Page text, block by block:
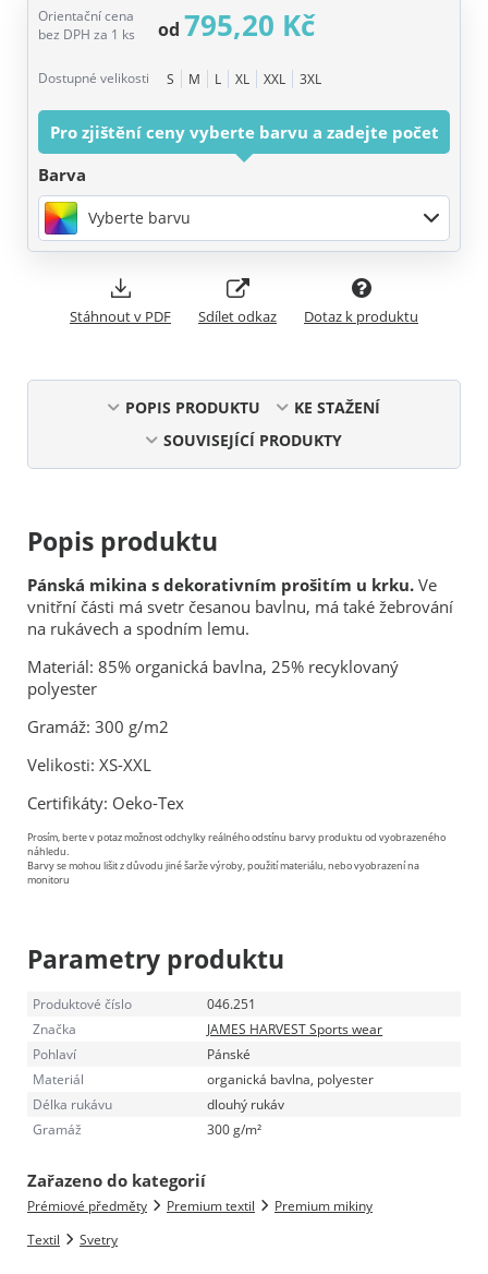
Orientační cena
bez DPH za 1 ks
od 795,20 Kč
Dostupné velikosti S M L XL XXL 3XL
Pro zjištění ceny vyberte barvu a zadejte počet
Barva
Vyberte barvu
Stáhnout v PDF Sdílet odkaz Dotaz k produktu
POPIS PRODUKTU
KE STAŽENÍ
SOUVISEJÍCÍ PRODUKTY
Popis produktu
Pánská mikina s dekorativním prošitím u krku. Ve
vnitřní části má svetr česanou bavlnu, má také žebrování
na rukávech a spodním lemu.
Materiál: 85% organická bavlna, 25% recyklovaný
polyester
Gramáž: 300 g/m2
Velikosti: XS-XXL
Certifikáty: Oeko-Tex
Prosím, berte v potaz možnost odchylky reálného odstínu barvy produktu od vyobrazeného
náhledu.
Barvy se mohou lišit z důvodu jiné šarže výroby, použití materiálu, nebo vyobrazení na
monitoru
Parametry produktu
Produktové číslo
046.251
Značka
JAMES HARVEST Sports wear
Pohlaví
Pánské
Materiál
organická bavlna, polyester
Délka rukávu
dlouhý rukáv
Gramáž
300 g/m²
Zařazeno do kategorií
Prémiové předměty Premium textil
Premium mikiny
Textil
Svetry